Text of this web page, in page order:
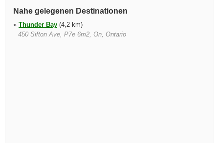
Nahe gelegenen Destinationen
» Thunder Bay (4,2 km)
450 Sifton Ave, P7e 6m2, On, Ontario